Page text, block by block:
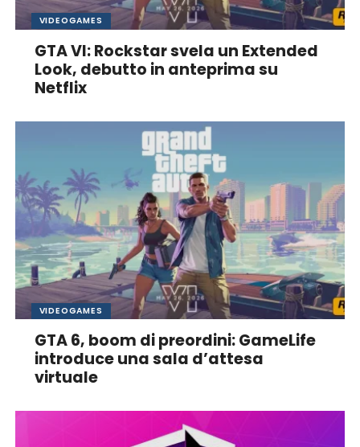
VIDEOGAMES
GTA VI: Rockstar svela un Extended
Look, debutto in anteprima su
Netflix
VIDEOGAMES
GTA 6, boom di preordini: GameLife
introduce una sala d’attesa
virtuale